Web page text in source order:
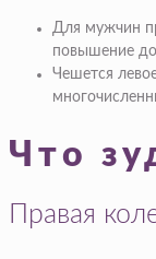
Для мужчин
повышение
Чешется
Что
Правая